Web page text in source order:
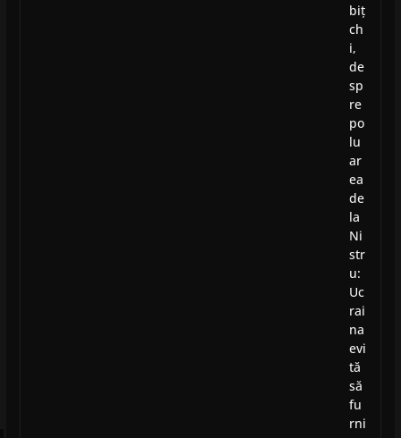
biț
ch
i,
de
sp
re
po
lu
ar
ea
de
la
Ni
str
u:
Uc
rai
na
evi
tă
să
fu
rni